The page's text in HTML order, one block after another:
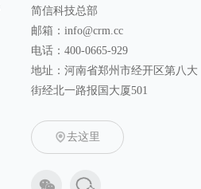
简信科技总部
邮箱：info@crm.cc
电话：400-0665-929
地址：河南省郑州市经开区第八大
街经北一路报国大厦501
去这里